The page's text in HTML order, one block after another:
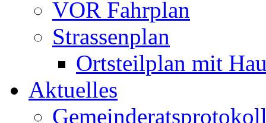
VOR Fahrplan
Strassenplan
Ortsteilplan mit
Aktuelles